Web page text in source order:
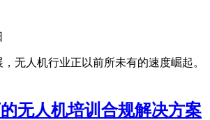
无人机行业正以前所未有的速度崛起。
无人机培训合规解决方案